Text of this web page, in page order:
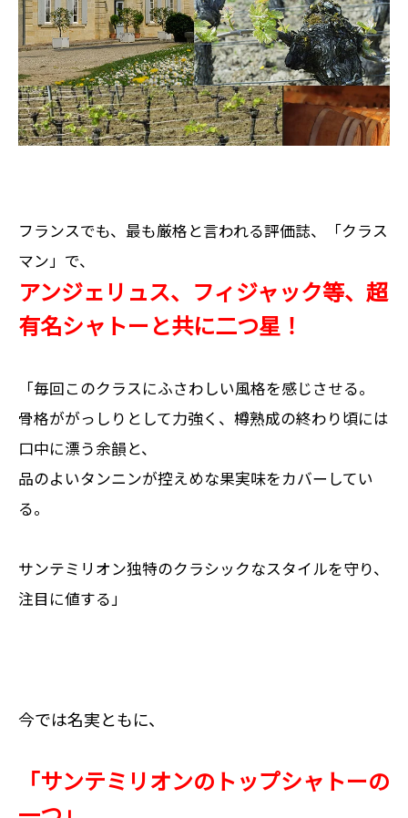
フランスでも、最も厳格と言われる評価誌、「クラス
マン」で、
アンジェリュス、フィジャック等、超
有名シャトーと共に二つ星！
「毎回このクラスにふさわしい風格を感じさせる。
骨格ががっしりとして力強く、樽熟成の終わり頃には
口中に漂う余韻と、
品のよいタンニンが控えめな果実味をカバーしてい
る。
サンテミリオン独特のクラシックなスタイルを守り、
注目に値する」
今では名実ともに、
「サンテミリオンのトップシャトーの